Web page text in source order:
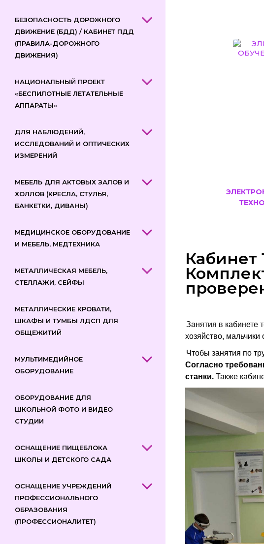
БЕЗОПАСНОСТЬ ДОРОЖНОГО
ДВИЖЕНИЕ (БДД) / КАБИНЕТ ПДД
(ПРАВИЛА-ДОРОЖНОГО
ДВИЖЕНИЯ)
НАЦИОНАЛЬНЫЙ ПРОЕКТ
«БЕСПИЛОТНЫЕ ЛЕТАТЕЛЬНЫЕ
АППАРАТЫ»
ДЛЯ НАБЛЮДЕНИЙ,
ИССЛЕДОВАНИЙ И ОПТИЧЕСКИХ
ИЗМЕРЕНИЙ
МЕБЕЛЬ ДЛЯ АКТОВЫХ ЗАЛОВ И
ХОЛЛОВ (КРЕСЛА, СТУЛЬЯ,
БАНКЕТКИ, ДИВАНЫ)
МЕДИЦИНСКОЕ ОБОРУДОВАНИЕ
И МЕБЕЛЬ, МЕДТЕХНИКА
МЕТАЛЛИЧЕСКАЯ МЕБЕЛЬ,
СТЕЛЛАЖИ, СЕЙФЫ
МЕТАЛЛИЧЕСКИЕ КРОВАТИ,
ШКАФЫ И ТУМБЫ ЛДСП ДЛЯ
ОБЩЕЖИТИЙ
МУЛЬТИМЕДИЙНОЕ
ОБОРУДОВАНИЕ
ОБОРУДОВАНИЕ ДЛЯ
ШКОЛЬНОЙ ФОТО И ВИДЕО
СТУДИИ
ОСНАЩЕНИЕ ПИЩЕБЛОКА
ШКОЛЫ И ДЕТСКОГО САДА
ОСНАЩЕНИЕ УЧРЕЖДЕНИЙ
ПРОФЕССИОНАЛЬНОГО
ОБРАЗОВАНИЯ
(ПРОФЕССИОНАЛИТЕТ)
Кабинет
Занятия в кабинете
хозяйство, мальчики
Чтобы занятия по
Согласно
станки. Также